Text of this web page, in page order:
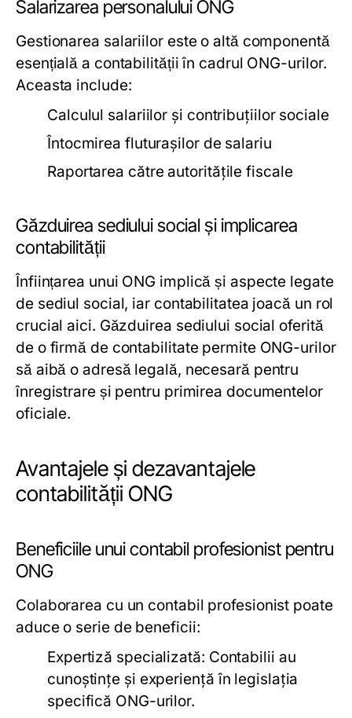
Salarizarea personalului ONG
Gestionarea salariilor este o altă componentă
esențială a contabilității în cadrul ONG-urilor.
Aceasta include:
Calculul salariilor și contribuțiilor sociale
Întocmirea fluturașilor de salariu
Raportarea către autoritățile fiscale
Găzduirea sediului social și implicarea
contabilității
Înființarea unui ONG implică și aspecte legate
de sediul social, iar contabilitatea joacă un rol
crucial aici. Găzduirea sediului social oferită
de o firmă de contabilitate permite ONG-urilor
să aibă o adresă legală, necesară pentru
înregistrare și pentru primirea documentelor
oficiale.
Avantajele și dezavantajele
contabilității ONG
Beneficiile unui contabil profesionist pentru
ONG
Colaborarea cu un contabil profesionist poate
aduce o serie de beneficii:
Expertiză specializată: Contabilii au
cunoștințe și experiență în legislația
specifică ONG-urilor.